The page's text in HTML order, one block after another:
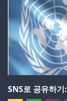
SNS로 공유하기: